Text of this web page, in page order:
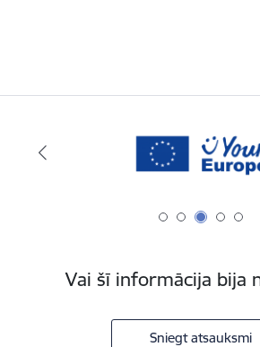
Vai šī informācija bija
Sniegt atsauksmi